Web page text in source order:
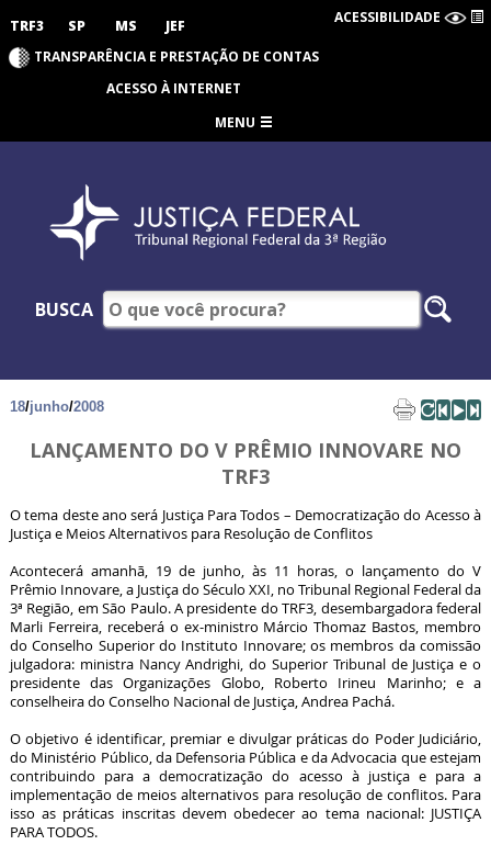
TRF3 SP MS JEF ACESSIBILIDADE
TRANSPARÊNCIA E PRESTAÇÃO DE CONTAS
ACESSO À INTERNET
MENU
BUSCA
18/junho/2008
LANÇAMENTO DO V PRÊMIO INNOVARE NO
TRF3
O tema deste ano será Justiça Para Todos – Democratização do Acesso à
Justiça e Meios Alternativos para Resolução de Conflitos
Acontecerá amanhã, 19 de junho, às 11 horas, o lançamento do V
Prêmio Innovare, a Justiça do Século XXI, no Tribunal Regional Federal da
3ª Região, em São Paulo. A presidente do TRF3, desembargadora federal
Marli Ferreira, receberá o ex-ministro Márcio Thomaz Bastos, membro
do Conselho Superior do Instituto Innovare; os membros da comissão
julgadora: ministra Nancy Andrighi, do Superior Tribunal de Justiça e o
presidente das Organizações Globo, Roberto Irineu Marinho; e a
conselheira do Conselho Nacional de Justiça, Andrea Pachá.
O objetivo é identificar, premiar e divulgar práticas do Poder Judiciário,
do Ministério Público, da Defensoria Pública e da Advocacia que estejam
contribuindo para a democratização do acesso à justiça e para a
implementação de meios alternativos para resolução de conflitos. Para
isso as práticas inscritas devem obedecer ao tema nacional: JUSTIÇA
PARA TODOS.